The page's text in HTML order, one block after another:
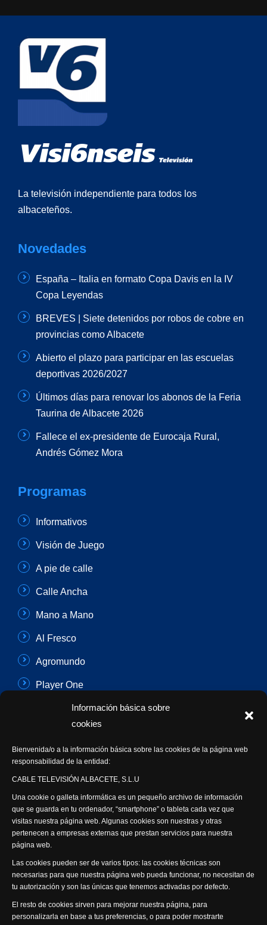
Información básica sobre
cookies
Bienvenida/o a la información básica sobre las cookies de la página web
responsabilidad de la entidad:
CABLE TELEVISIÓN ALBACETE, S.L.U
Una cookie o galleta informática es un pequeño archivo de información
que se guarda en tu ordenador, “smartphone” o tableta cada vez que
visitas nuestra página web. Algunas cookies son nuestras y otras
pertenecen a empresas externas que prestan servicios para nuestra
página web.
Las cookies pueden ser de varios tipos: las cookies técnicas son
necesarias para que nuestra página web pueda funcionar, no necesitan de
tu autorización y son las únicas que tenemos activadas por defecto.
El resto de cookies sirven para mejorar nuestra página, para
personalizarla en base a tus preferencias, o para poder mostrarte
La televisión independiente para todos los
albaceteños.
Novedades
España – Italia en formato Copa Davis en la IV
Copa Leyendas
BREVES | Siete detenidos por robos de cobre en
provincias como Albacete
Abierto el plazo para participar en las escuelas
deportivas 2026/2027
Últimos días para renovar los abonos de la Feria
Taurina de Albacete 2026
Fallece el ex-presidente de Eurocaja Rural,
Andrés Gómez Mora
Programas
Informativos
Visión de Juego
A pie de calle
Calle Ancha
Mano a Mano
Al Fresco
Agromundo
Player One
Con Sentido Común
Actualidad Semanal
Síguenos
Visita nuestra productora